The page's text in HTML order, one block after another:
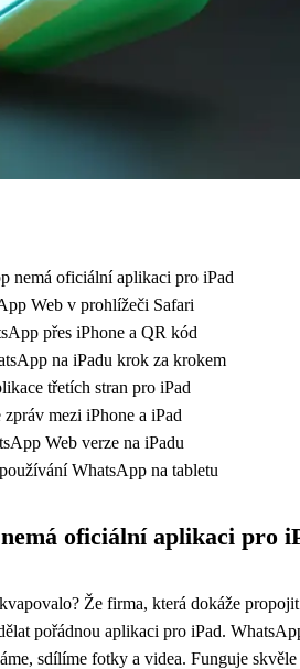
nemá oficiální aplikaci pro iPad
Web v prohlížeči Safari
přes iPhone a QR kód
na iPadu krok za krokem
třetích stran pro iPad
zpráv mezi iPhone a iPad
Web verze na iPadu
WhatsApp na tabletu
oficiální aplikaci pro
Že firma, která dokáže
pořádnou aplikaci pro iPad.
sdílíme fotky a videa. Funguje